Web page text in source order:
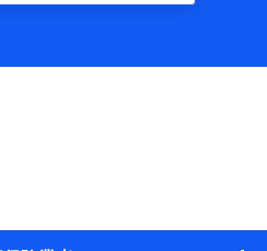
囲】
が提供する保険関連サービスに
管理のため
と取引のあるもしくは委託を受
株式会社NTTドコモおよび提携